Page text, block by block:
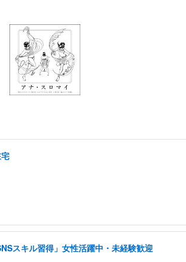
スキル習得」女性活躍中・未経験歓迎